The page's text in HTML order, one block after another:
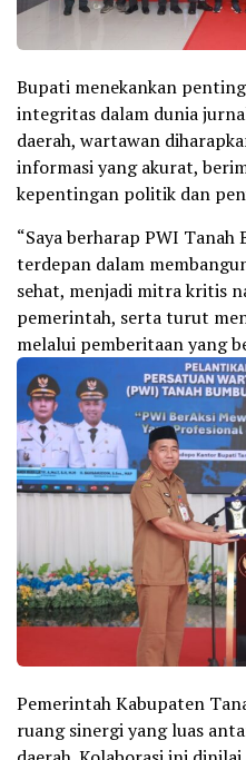
Bupati menekankan
integritas dalam dunia
daerah, wartawan
informasi yang akurat,
kepentingan politik dan
“Saya berharap PWI Tanah
terdepan dalam
sehat, menjadi mitra kritis
pemerintah, serta turut
melalui pemberitaan yang
Pemerintah Kabupaten
ruang sinergi yang luas